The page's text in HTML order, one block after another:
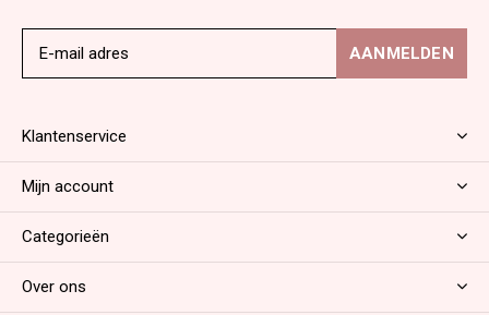
AANMELDEN
Klantenservice
Mijn account
Categorieën
Over ons